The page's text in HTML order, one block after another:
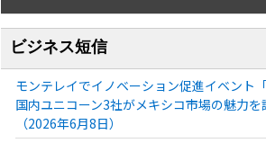
ビジネス短信
モンテレイでイノベーション促進イベント
国内ユニコーン3社がメキシコ市場の魅力
（2026年6月8日）